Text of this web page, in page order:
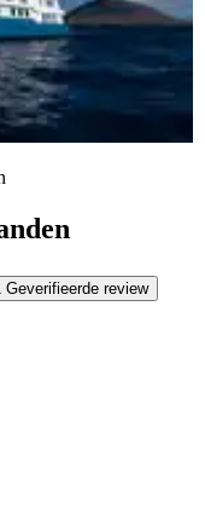
Geverifieerde review